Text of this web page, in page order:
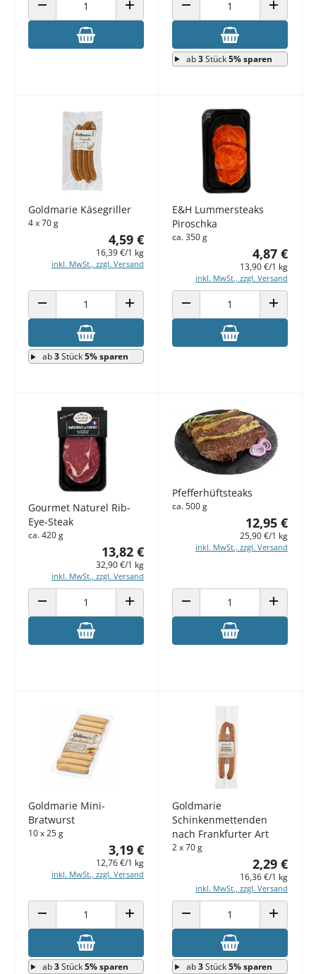
ANZAHL VERRINGERN ANZAHL ERHÖHENANZAHL VERRINGERN ANZAHL
ab3Stück5% sparen
Goldmarie Käsegriller
4 x 70 g
4,59 €
16,39 €/1 kg
inkl. MwSt., zzgl. Versand
ANZAHL VERRINGERN ANZAHL ERHÖHEN
ab3Stück5% sparen
E&H Lummersteaks
Piroschka
ca. 350 g
4,87 €
13,90 €/1 kg
inkl. MwSt., zzgl. Versand
ANZAHL VERRINGERN ANZAHL
Gourmet Naturel Rib-
Eye-Steak
ca. 420 g
13,82 €
32,90 €/1 kg
inkl. MwSt., zzgl. Versand
ANZAHL VERRINGERN ANZAHL ERHÖHEN
Pfefferhüftsteaks
ca. 500 g
12,95 €
25,90 €/1 kg
inkl. MwSt., zzgl. Versand
ANZAHL VERRINGERN ANZAHL
Goldmarie Mini-
Bratwurst
10 x 25 g
3,19 €
12,76 €/1 kg
inkl. MwSt., zzgl. Versand
ANZAHL VERRINGERN ANZAHL ERHÖHEN
ab3Stück5% sparen
Goldmarie
Schinkenmettenden
nach Frankfurter Art
2 x 70 g
2,29 €
16,36 €/1 kg
inkl. MwSt., zzgl. Versand
ANZAHL VERRINGERN ANZAHL
ab3Stück5% sparen